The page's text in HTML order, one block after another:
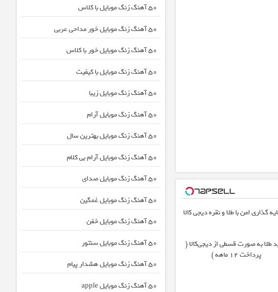
گذاری امن با طلا و نقره دیجی کالا
طلا به صورت قسطی از دیجی‌کالا (
پرداخت 12 ماهه )
50 آهنگ زنگ موبایل با کلاس
50 آهنگ زنگ موبایل خور مداحی عربی
50 آهنگ زنگ موبایل خور با کلاس
50 آهنگ زنگ موبایل با کیفیت
50 آهنگ زنگ موبایل زیبا
50 آهنگ زنگ موبایل آرام
50 آهنگ زنگ موبایل بهترین سال
50 آهنگ زنگ موبایل آرام بی کلام
50 آهنگ زنگ موبایل صدای
50 آهنگ زنگ موبایل غمگین
50 آهنگ زنگ موبایل خفن
50 آهنگ زنگ موبایل سنتور
50 آهنگ زنگ موبایل هشدار پیام
50 آهنگ زنگ موبایل apple